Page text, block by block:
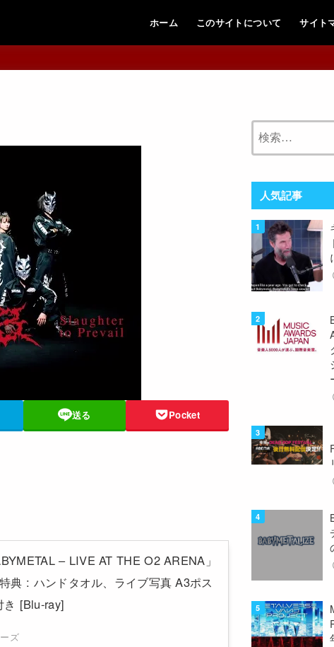
ホーム このサイトについて サイト
送る Pocket
– LIVE AT THE O2 ARENA」
典 : ハンドタオル、ライブ写真 A3ポス
き [Blu-ray]
ズ
人気記事